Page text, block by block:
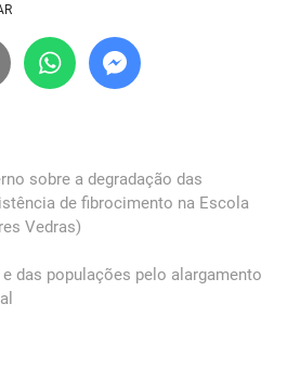
sobre a degradação das
de fibrocimento na Escola
Vedras)
das populações pelo alargamento